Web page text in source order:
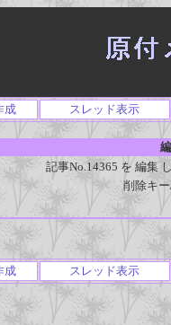
成 スレッド表示
記事No.14365 を 編集
削除キ
成 スレッド表示